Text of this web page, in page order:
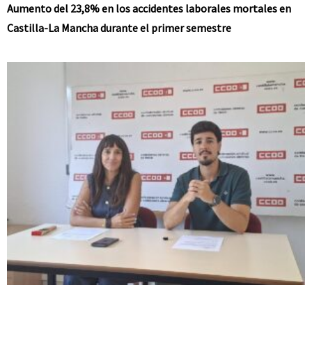
Aumento del 23,8% en los accidentes laborales mortales en
Castilla-La Mancha durante el primer semestre